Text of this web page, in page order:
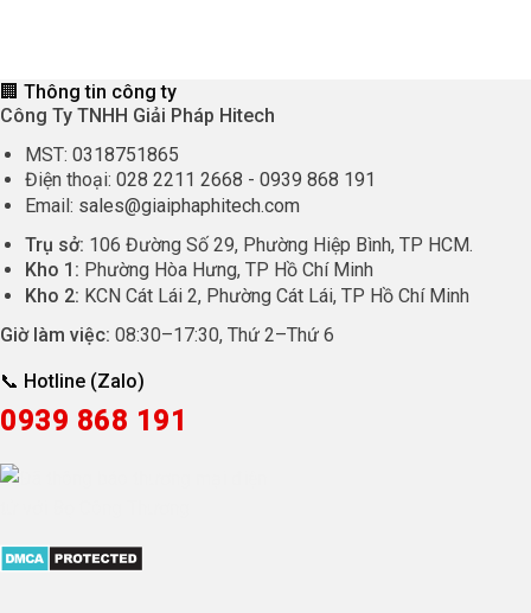
🏢 Thông tin công ty
Công Ty TNHH Giải Pháp Hitech
MST: 0318751865
Điện thoại: 028 2211 2668 - 0939 868 191
Email: sales@giaiphaphitech.com
Trụ sở: 106 Đường Số 29, Phường Hiệp Bình, TP HCM.
Kho 1: Phường Hòa Hưng, TP Hồ Chí Minh
Kho 2: KCN Cát Lái 2, Phường Cát Lái, TP Hồ Chí Minh
Giờ làm việc: 08:30–17:30, Thứ 2–Thứ 6
📞 Hotline (Zalo)
0939 868 191